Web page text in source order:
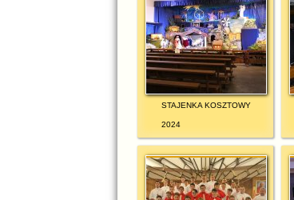
STAJENKA KOSZTOWY
2024